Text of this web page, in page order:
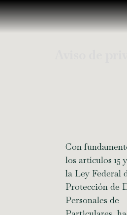
Con
los artículos 15
la Ley Federal
Protección de
Personales de